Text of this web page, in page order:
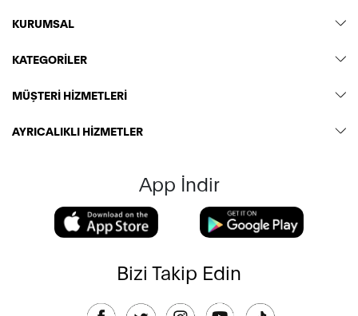
KURUMSAL
KATEGORİLER
MÜŞTERİ HİZMETLERİ
AYRICALIKLI HİZMETLER
App İndir
Bizi Takip Edin